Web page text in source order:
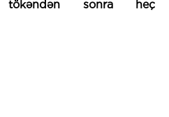
tökəndən sonra heç